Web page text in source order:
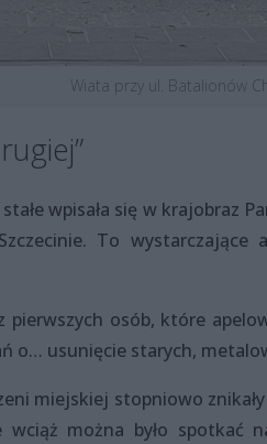
Wiata przy ul. Batalionów
wpisała się w krajobraz
To
pierwszych osób, które
o… usunięcie starych,
miejskiej stopniowo
można było spotkać